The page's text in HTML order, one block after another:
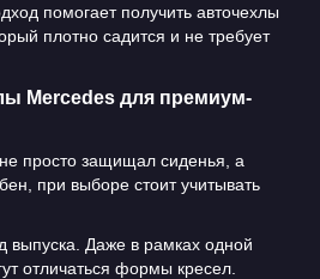
помогает получить авточехлы
плотно садится и не требует
Mercedes для премиум-
просто защищал сиденья, а
при выборе стоит учитывать
выпуска. Даже в рамках одной
отличаться формы кресел.